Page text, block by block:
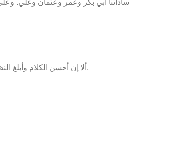
ساداتنا أبي بكر وعمر وعثمان وعلي. وعلى
ألا إن أحسن الكلام وأبلغ النظام، كلام الله الملك العزيز العلاّم. كما قال الله تبارك وتعالى في نظم الكلام: {وإذا قرئ القرآن فاستمعوا له وأنصتوا لعلكم ترحمون}.